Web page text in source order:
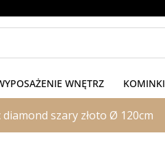
WNĘTRZ KOMINKI
szary złoto Ø 120cm